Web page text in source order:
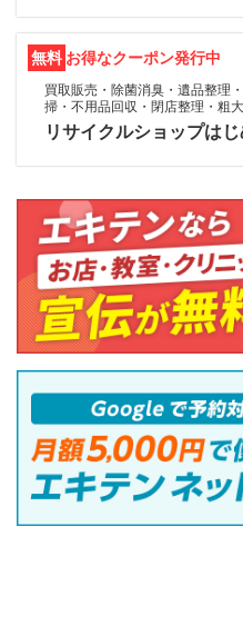
無料 お得なクーポン発行中
買取販売・除菌消臭・遺品整理
掃・不用品回収・閉店整理・粗
リサイクルショップは